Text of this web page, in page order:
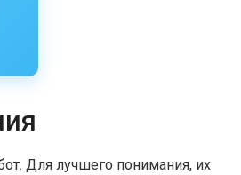
Для лучшего понимания, их